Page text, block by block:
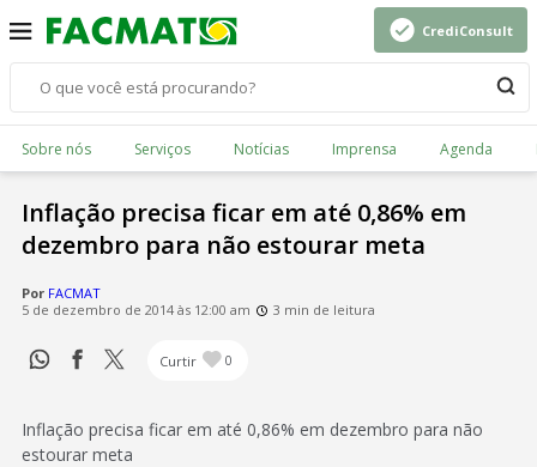
CrediConsult
Sobre nós Serviços Notícias Imprensa Agenda
Inflação precisa ficar em até 0,86% em
dezembro para não estourar meta
Por FACMAT
5 de dezembro de 2014 às 12:00 am
3 min de leitura
Curtir 0
Inflação precisa ficar em até 0,86% em dezembro para não
estourar meta